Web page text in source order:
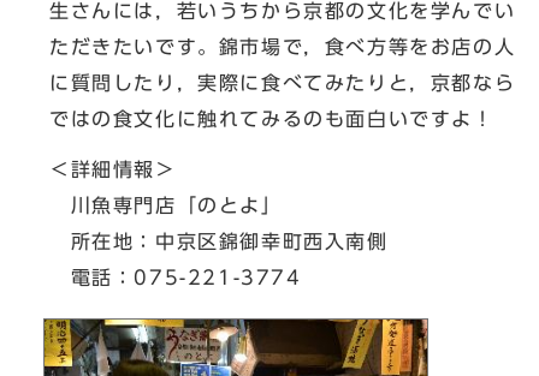
生さんには，若いうちから京都の文化を学んでい
ただきたいです。錦市場で，食べ方等をお店の人
に質問したり，実際に食べてみたりと，京都なら
ではの食文化に触れてみるのも面白いですよ！
＜詳細情報＞
川魚専門店「のとよ」
所在地：中京区錦御幸町西入南側
電話：075-221-3774